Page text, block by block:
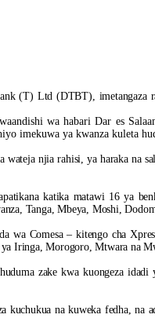
(T) Ltd (DTBT), imetangaza
wa habari Dar es
imekuwa ya kwanza kuleta
wateja njia rahisi, ya haraka na
katika matawi 16 ya
Tanga, Mbeya, Moshi,
wa Comesa – kitengo cha
Iringa, Morogoro, Mtwara na
zake kwa kuongeza
kuchukua na kuweka fedha,